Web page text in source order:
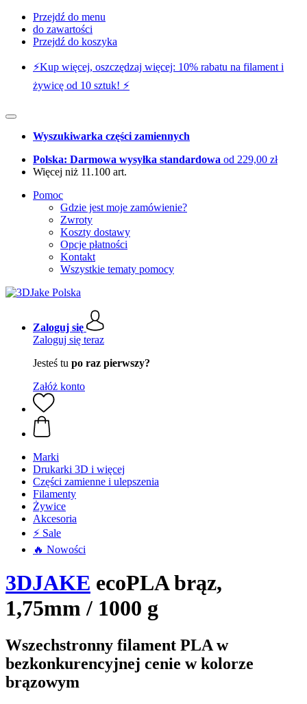
Przejdź do menu
do zawartości
Przejdź do koszyka
⚡️Kup więcej, oszczędzaj więcej: 10% rabatu na filament i
żywicę od 10 sztuk! ⚡️
Wyszukiwarka części zamiennych
Polska: Darmowa wysyłka standardowa od 229,00 zł
Więcej niż 11.100 art.
Pomoc
Gdzie jest moje zamówienie?
Zwroty
Koszty dostawy
Opcje płatności
Kontakt
Wszystkie tematy pomocy
Zaloguj się
Zaloguj się teraz
Jesteś tu po raz pierwszy?
Załóż konto
Marki
Drukarki 3D i więcej
Części zamienne i ulepszenia
Filamenty
Żywice
Akcesoria
⚡ Sale
🔥 Nowości
3DJAKE ecoPLA brąz,
1,75mm / 1000 g
Wszechstronny filament PLA w
bezkonkurencyjnej cenie w kolorze
brązowym